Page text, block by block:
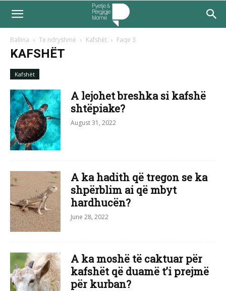
Ballina Te ndryshme Kafshët Faqe 3
KAFSHËT
Kafshët
A lejohet breshka si kafshë
shtëpiake?
August 31, 2022
A ka hadith që tregon se ka
shpërblim ai që mbyt
hardhucën?
June 28, 2022
A ka moshë të caktuar për
kafshët që duamë t’i prejmë
për kurban?